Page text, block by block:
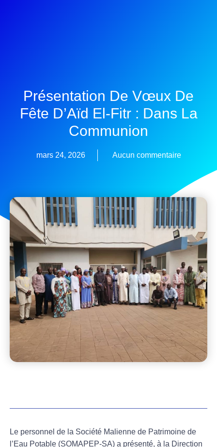
Présentation De Vœux De
Fête D’Aïd El-Fitr : Dans La
Communion
mars 24, 2026 Aucun commentaire
Le personnel de la Société Malienne de Patrimoine de
l’Eau Potable (SOMAPEP-SA) a présenté, à la Direction